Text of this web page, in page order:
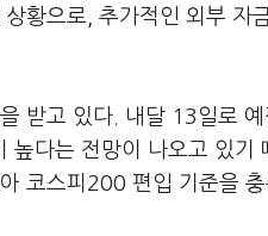
황으로, 추가적인 외부 자
받고 있다. 내달 13일로
다는 전망이 나오고 있기
코스피200 편입 기준을